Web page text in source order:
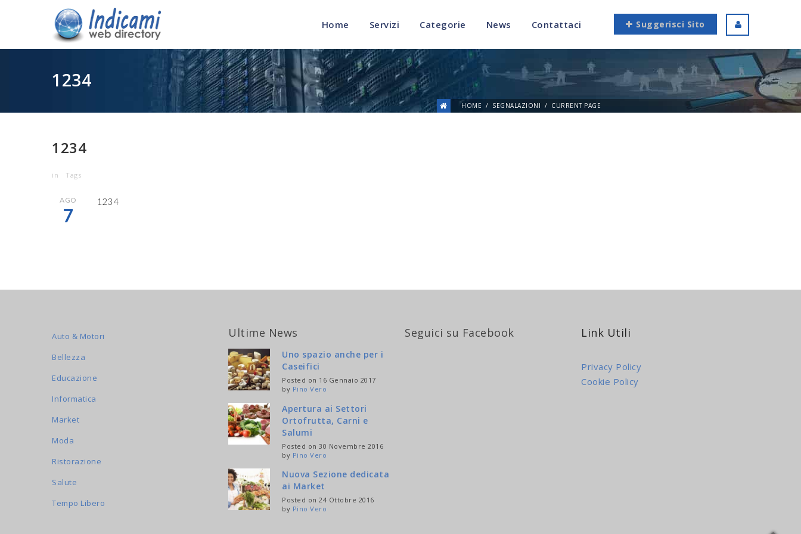
Home Servizi Categorie News Contattaci Suggerisci Sito
1234
HOME SEGNALAZIONI CURRENT PAGE
1234
in Tags
AGO
7
1234
Auto & Motori
Bellezza
Educazione
Informatica
Market
Moda
Ristorazione
Salute
Tempo Libero
Ultime News
Uno spazio anche per i
Caseifici
Posted on 16 Gennaio 2017
by Pino Vero
Apertura ai Settori
Ortofrutta, Carni e
Salumi
Posted on 30 Novembre 2016
by Pino Vero
Nuova Sezione dedicata
ai Market
Posted on 24 Ottobre 2016
by Pino Vero
Seguici su Facebook Link Utili
Privacy Policy
Cookie Policy